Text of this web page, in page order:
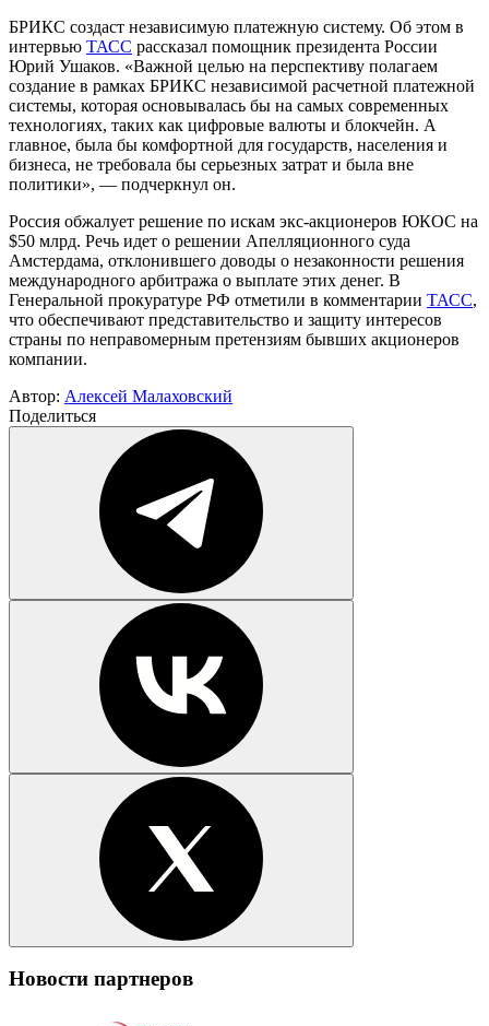
БРИКС создаст независимую платежную систему. Об этом в
интервью ТАСС рассказал помощник президента России
Юрий Ушаков. «Важной целью на перспективу полагаем
создание в рамках БРИКС независимой расчетной платежной
системы, которая основывалась бы на самых современных
технологиях, таких как цифровые валюты и блокчейн. А
главное, была бы комфортной для государств, населения и
бизнеса, не требовала бы серьезных затрат и была вне
политики», — подчеркнул он.
Россия обжалует решение по искам экс-акционеров ЮКОС на
$50 млрд. Речь идет о решении Апелляционного суда
Амстердама, отклонившего доводы о незаконности решения
международного арбитража о выплате этих денег. В
Генеральной прокуратуре РФ отметили в комментарии ТАСС,
что обеспечивают представительство и защиту интересов
страны по неправомерным претензиям бывших акционеров
компании.
Автор: Алексей Малаховский
Поделиться
Новости партнеров